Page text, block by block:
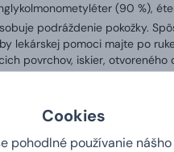
Cookies
pohodlné používanie
(90 %),
podráždenie pokožky.
lekárskej pomoci majte po
povrchov, iskier,
v chlade. Obsah/